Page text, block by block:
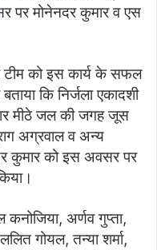
पर मोनेनदर कुमार व एस
टीम को इस कार्य के सफल
कि निर्जला एकादशी
मीठे जल की जगह जूस
अग्रवाल व अन्य
कुमार को इस अवसर पर
अर्णव गुप्ता,
गोयल, तन्या शर्मा,